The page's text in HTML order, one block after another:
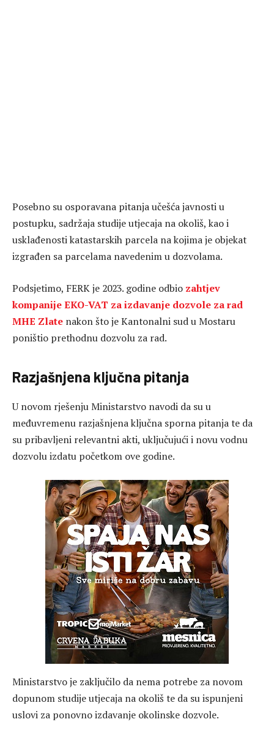
Posebno su osporavana pitanja učešća javnosti u
postupku, sadržaja studije utjecaja na okoliš, kao i
usklađenosti katastarskih parcela na kojima je objekat
izgrađen sa parcelama navedenim u dozvolama.
Podsjetimo, FERK je 2023. godine odbio zahtjev
kompanije EKO-VAT za izdavanje dozvole za rad
MHE Zlate nakon što je Kantonalni sud u Mostaru
poništio prethodnu dozvolu za rad.
Razjašnjena ključna pitanja
U novom rješenju Ministarstvo navodi da su u
međuvremenu razjašnjena ključna sporna pitanja te da
su pribavljeni relevantni akti, uključujući i novu vodnu
dozvolu izdatu početkom ove godine.
Ministarstvo je zaključilo da nema potrebe za novom
dopunom studije utjecaja na okoliš te da su ispunjeni
uslovi za ponovno izdavanje okolinske dozvole.